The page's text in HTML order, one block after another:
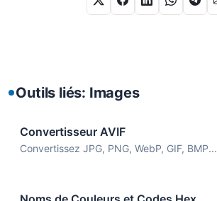
Outils liés: Images
Convertisseur AVIF
Convertissez JPG, PNG, WebP, GIF, BMP...